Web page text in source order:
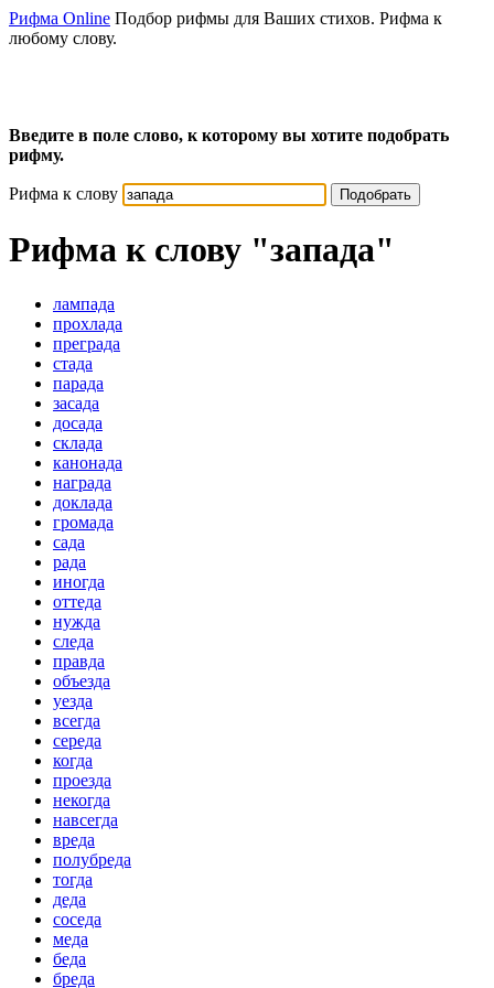
Рифма Online Подбор рифмы для Ваших стихов. Рифма к
любому слову.
Введите в поле слово, к которому вы хотите подобрать
рифму.
Рифма к слову Подобрать
Рифма к слову "запада"
лампада
прохлада
преграда
стада
парада
засада
досада
склада
канонада
награда
доклада
громада
сада
рада
иногда
оттеда
нужда
следа
правда
объезда
уезда
всегда
середа
когда
проезда
некогда
навсегда
вреда
полубреда
тогда
деда
соседа
меда
беда
бреда